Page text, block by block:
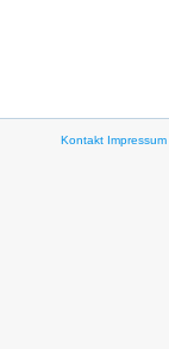
Kontakt Impressum